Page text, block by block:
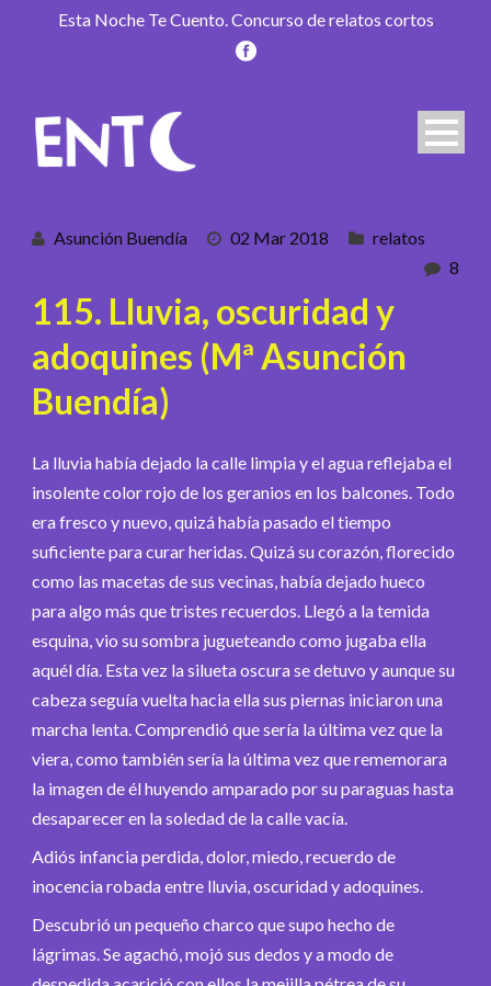
Esta Noche Te Cuento. Concurso de relatos cortos
Asunción Buendía 02 Mar 2018
relatos
8
115. Lluvia, oscuridad y
adoquines (Mª Asunción
Buendía)
La lluvia había dejado la calle limpia y el agua reflejaba el
insolente color rojo de los geranios en los balcones. Todo
era fresco y nuevo, quizá había pasado el tiempo
suficiente para curar heridas. Quizá su corazón, florecido
como las macetas de sus vecinas, había dejado hueco
para algo más que tristes recuerdos. Llegó a la temida
esquina, vio su sombra jugueteando como jugaba ella
aquél día. Esta vez la silueta oscura se detuvo y aunque su
cabeza seguía vuelta hacia ella sus piernas iniciaron una
marcha lenta. Comprendió que sería la última vez que la
viera, como también sería la última vez que rememorara
la imagen de él huyendo amparado por su paraguas hasta
desaparecer en la soledad de la calle vacía.
Adiós infancia perdida, dolor, miedo, recuerdo de
inocencia robada entre lluvia, oscuridad y adoquines.
Descubrió un pequeño charco que supo hecho de
lágrimas. Se agachó, mojó sus dedos y a modo de